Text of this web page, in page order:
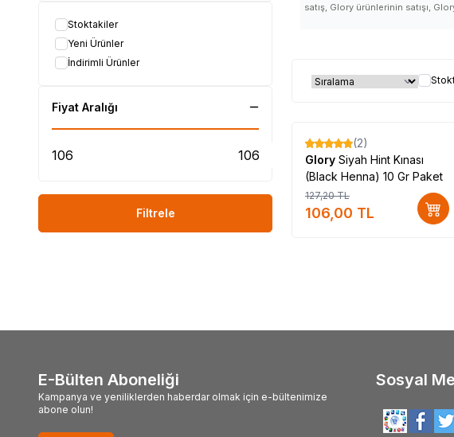
Stoktakiler
Yeni Ürünler
İndirimli Ürünler
Fiyat Aralığı
Filtrele
satış, Glory ürünlerinin satışı,
zararları, Glory zararlı mı, Glory
nerede satılır, Glory nerede
satılıyor, Glory ürünü nerden
#Glory_markası_satan
%17
(2)
Glory Siyah Hint Kınası
(Black Henna) 10 Gr Paket
127,20TL
106,00 TL
E-Bülten Aboneliği
Kampanya ve yeniliklerden haberdar olmak için e-bültenimize
abone olun!
Sosyal